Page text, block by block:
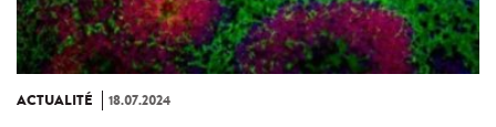
ACTUALITÉ 18.07.2024